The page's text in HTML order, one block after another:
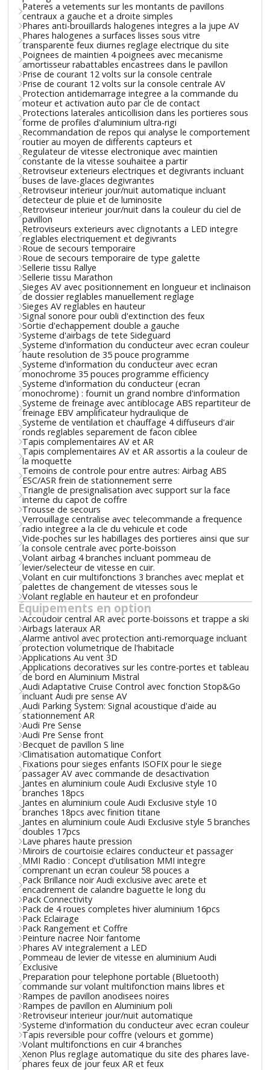
Pateres a vetements sur les montants de pavillons
centraux a gauche et a droite simples
Phares anti-brouillards halogenes integres a la jupe AV
Phares halogenes a surfaces lisses sous vitre
transparente feux diurnes reglage electrique du site
Poignees de maintien 4 poignees avec mecanisme
amortisseur rabattables encastrees dans le pavillon
Prise de courant 12 volts sur la console centrale
Prise de courant 12 volts sur la console centrale AV
Protection antidemarrage integree a la commande du
moteur et activation auto par cle de contact
Protections laterales anticollision dans les portieres sous
forme de profiles d'aluminium ultra-rigi
Recommandation de repos qui analyse le comportement
routier au moyen de differents capteurs et
Regulateur de vitesse electronique avec maintien
constante de la vitesse souhaitee a partir
Retroviseur exterieurs electriques et degivrants incluant
buses de lave-glaces degivrantes
Retroviseur interieur jour/nuit automatique incluant
detecteur de pluie et de luminosite
Retroviseur interieur jour/nuit dans la couleur du ciel de
pavillon
Retroviseurs exterieurs avec clignotants a LED integre
reglables electriquement et degivrants
Roue de secours temporaire
Roue de secours temporaire de type galette
Sellerie tissu Rallye
Sellerie tissu Marathon
Sieges AV avec positionnement en longueur et inclinaison
de dossier reglables manuellement reglage
Sieges AV reglables en hauteur
Signal sonore pour oubli d'extinction des feux
Sortie d'echappement double a gauche
Systeme d'airbags de tete Sideguard
Systeme d'information du conducteur avec ecran couleur
haute resolution de 35 pouce programme
Systeme d'information du conducteur avec ecran
monochrome 35 pouces programme efficiency
Systeme d'information du conducteur (ecran
monochrome) : fournit un grand nombre d'information
Systeme de freinage avec antiblocage ABS repartiteur de
freinage EBV amplificateur hydraulique de
Systeme de ventilation et chauffage 4 diffuseurs d'air
ronds reglables separement de facon ciblee
Tapis complementaires AV et AR
Tapis complementaires AV et AR assortis a la couleur de
la moquette
Temoins de controle pour entre autres: Airbag ABS
ESC/ASR frein de stationnement serre
Triangle de presignalisation avec support sur la face
interne du capot de coffre
Trousse de secours
Verrouillage centralise avec telecommande a frequence
radio integree a la cle du vehicule et code
Vide-poches sur les habillages des portieres ainsi que sur
la console centrale avec porte-boisson
Volant airbag 4 branches incluant pommeau de
levier/selecteur de vitesse en cuir.
Volant en cuir multifonctions 3 branches avec meplat et
palettes de changement de vitesses sous le
Volant reglable en hauteur et en profondeur
Équipements en option
Accoudoir central AR avec porte-boissons et trappe a ski
Airbags lateraux AR
Alarme antivol avec protection anti-remorquage incluant
protection volumetrique de l'habitacle
Applications Au vent 3D
Applications decoratives sur les contre-portes et tableau
de bord en Aluminium Mistral
Audi Adaptative Cruise Control avec fonction Stop&Go
incluant Audi pre sense AV
Audi Parking System: Signal acoustique d'aide au
stationnement AR
Audi Pre Sense
Audi Pre Sense front
Becquet de pavillon S line
Climatisation automatique Confort
Fixations pour sieges enfants ISOFIX pour le siege
passager AV avec commande de desactivation
Jantes en aluminium coule Audi Exclusive style 10
branches 18pcs
Jantes en aluminium coule Audi Exclusive style 10
branches 18pcs avec finition titane
Jantes en aluminium coule Audi Exclusive style 5 branches
doubles 17pcs
Lave phares haute pression
Miroirs de courtoisie eclaires conducteur et passager
MMI Radio : Concept d'utilisation MMI integre
comprenant un ecran couleur 58 pouces a
Pack Brillance noir Audi exclusive avec arete et
encadrement de calandre baguette le long du
Pack Connectivity
Pack de 4 roues completes hiver aluminium 16pcs
Pack Eclairage
Pack Rangement et Coffre
Peinture nacree Noir fantome
Phares AV integralement a LED
Pommeau de levier de vitesse en aluminium Audi
Exclusive
Preparation pour telephone portable (Bluetooth)
commande sur volant multifonction mains libres et
Rampes de pavillon anodisees noires
Rampes de pavillon en Aluminium poli
Retroviseur interieur jour/nuit automatique
Systeme d'information du conducteur avec ecran couleur
Tapis reversible pour coffre (velours et gomme)
Volant multifonctions en cuir 4 branches
Xenon Plus reglage automatique du site des phares lave-
phares feux de jour feux AR et feux